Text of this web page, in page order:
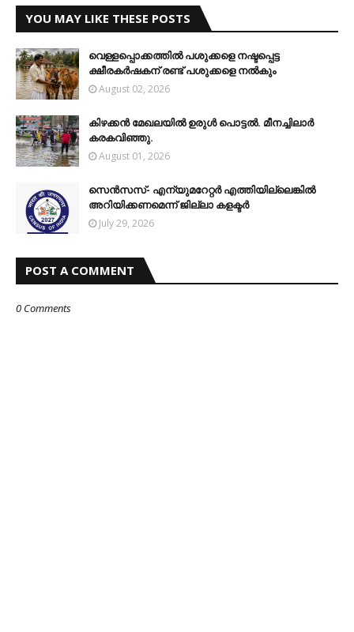
YOU MAY LIKE THESE POSTS
വെള്ളപ്പൊക്കത്തില്‍ പശുക്കളെ നഷ്ടപ്പെട്ട
ക്ഷീരകര്‍ഷകന് രണ്ട് പശുക്കളെ നല്‍കും
August 02, 2026
കിഴക്കന്‍ മേഖലയില്‍ ഉരുള്‍ പൊട്ടല്‍. മീനച്ചിലാര്‍
കരകവിഞ്ഞു.
August 01, 2026
സെന്‍സസ്- എന്യുമറേറ്റര്‍ എത്തിയില്ലെങ്കില്‍
അറിയിക്കണമെന്ന് ജില്ലാ കളക്ടര്‍
July 29, 2026
POST A COMMENT
0 Comments